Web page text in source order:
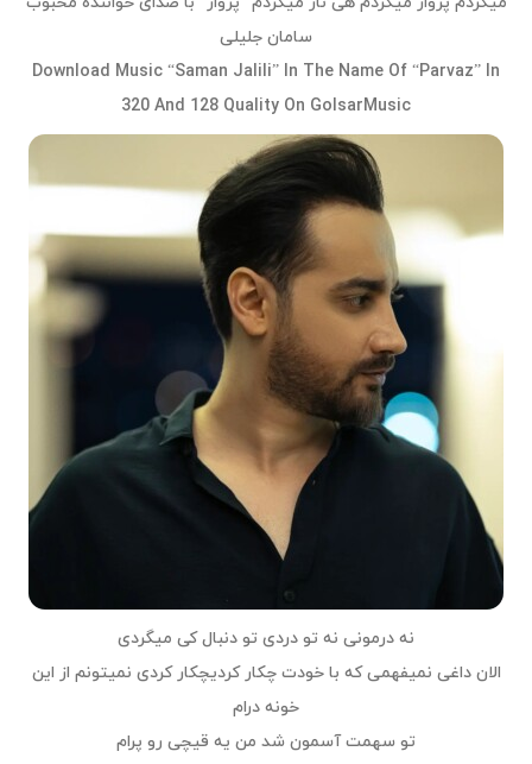
سامان جلیلی
Download Music “Saman Jalili” In The Name Of “Parvaz” In
320 And 128 Quality On GolsarMusic
نه درمونی نه تو دردی تو دنبال کی میگردی
الان داغی نمیفهمی که با خودت چکار کردیچکار کردی نمیتونم از این
خونه درام
تو سهمت آسمون شد من یه قیچی رو پرام